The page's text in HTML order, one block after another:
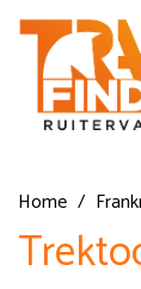
Home /